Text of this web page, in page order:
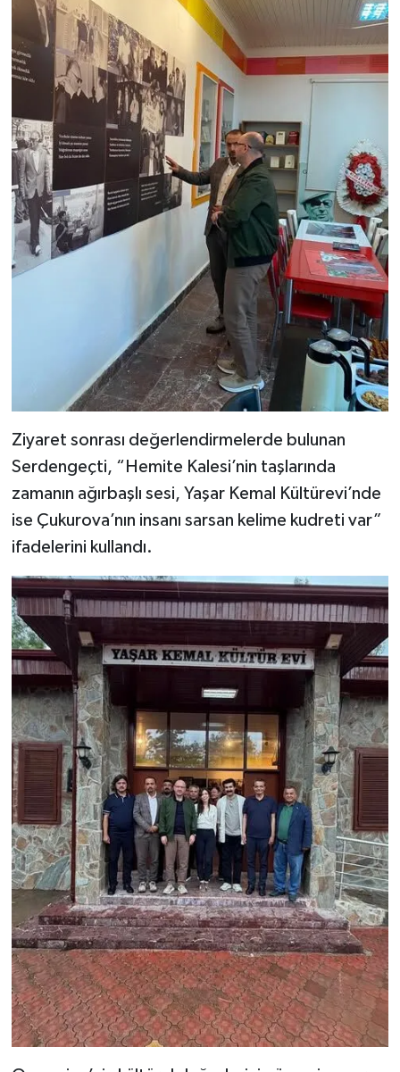
Ziyaret sonrası değerlendirmelerde bulunan
Serdengeçti, “Hemite Kalesi’nin taşlarında
zamanın ağırbaşlı sesi, Yaşar Kemal Kültürevi’nde
ise Çukurova’nın insanı sarsan kelime kudreti var”
ifadelerini kullandı.